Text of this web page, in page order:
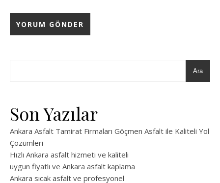
Ara
Son Yazılar
Ankara Asfalt Tamirat Firmaları Göçmen Asfalt ile Kaliteli Yol
Çözümleri
Hızlı Ankara asfalt hizmeti ve kaliteli
uygun fiyatlı ve Ankara asfalt kaplama
Ankara sıcak asfalt ve profesyonel